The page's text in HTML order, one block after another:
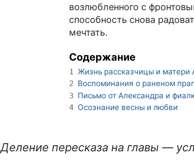
возлюбленного с
способность снова
мечтать.
Содержание
1 Жизнь рассказчицы и
2 Воспоминания о раненом
3 Письмо от Александра и
4 Осознание весны и любви
Деление пересказа на главы —